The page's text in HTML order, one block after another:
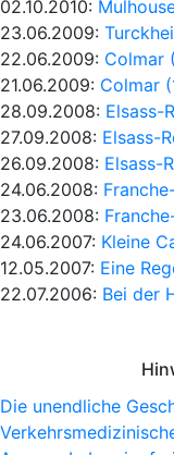
02.10.2010:
23.06.2009:
22.06.2009: Colmar
21.06.2009: Colmar
28.09.2008: Elsass-
27.09.2008: Elsass-
26.09.2008: Elsass-
24.06.2008:
23.06.2008:
24.06.2007: Kleine
12.05.2007: Eine
22.07.2006: Bei der
Die unendliche